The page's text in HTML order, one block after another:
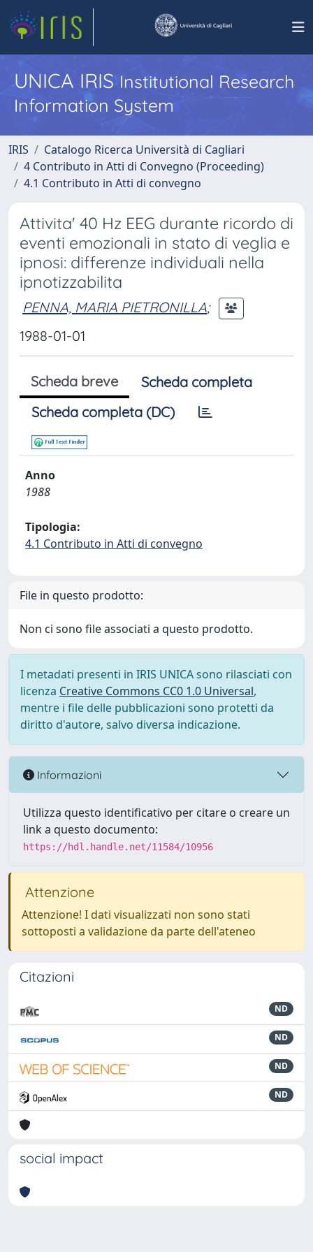
UNICA IRISInstitutional Research
Information System
IRIS
Catalogo Ricerca Università di Cagliari
4 Contributo in Atti di Convegno (Proceeding)
4.1 Contributo in Atti di convegno
Attivita' 40 Hz EEG durante ricordo di
eventi emozionali in stato di veglia e
ipnosi: differenze individuali nella
ipnotizzabilita
PENNA, MARIA PIETRONILLA;
1988-01-01
Scheda breve
Scheda completa
Scheda completa (DC)
Anno
1988
Tipologia:
4.1 Contributo in Atti di convegno
File in questo prodotto:
Non ci sono file associati a questo prodotto.
I metadati presenti in IRIS UNICA sono rilasciati con
licenza Creative Commons CC0 1.0 Universal,
mentre i file delle pubblicazioni sono protetti da
diritto d'autore, salvo diversa indicazione.
Informazioni
Utilizza questo identificativo per citare o creare un
link a questo documento:
https://hdl.handle.net/11584/10956
Attenzione
Attenzione! I dati visualizzati non sono stati
sottoposti a validazione da parte dell'ateneo
Citazioni
ND
ND
ND
ND
social impact